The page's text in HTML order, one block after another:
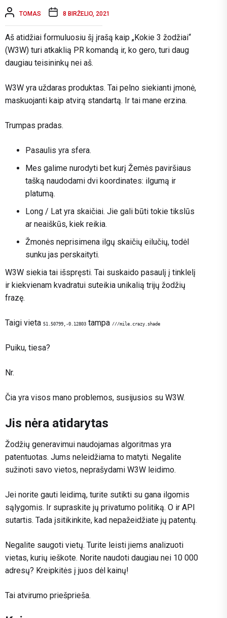
TOMAS 8 BIRŽELIO, 2021
Aš atidžiai formuluosiu šį įrašą kaip „Kokie 3 žodžiai“
(W3W) turi atkaklią PR komandą ir, ko gero, turi daug
daugiau teisininkų nei aš.
W3W yra uždaras produktas. Tai pelno siekianti įmonė,
maskuojanti kaip atvirą standartą. Ir tai mane erzina.
Trumpas pradas.
Pasaulis yra sfera.
Mes galime nurodyti bet kurį Žemės paviršiaus
tašką naudodami dvi koordinates: ilgumą ir
platumą.
Long / Lat yra skaičiai. Jie gali būti tokie tikslūs
ar neaiškūs, kiek reikia.
Žmonės neprisimena ilgų skaičių eilučių, todėl
sunku jas perskaityti.
W3W siekia tai išspręsti. Tai suskaido pasaulį į tinklelį
ir kiekvienam kvadratui suteikia unikalią trijų žodžių
frazę.
Taigi vieta 51.50799,-0.12803 tampa ///mile.crazy.shade
Puiku, tiesa?
Nr.
Čia yra visos mano problemos, susijusios su W3W.
Jis nėra atidarytas
Žodžių generavimui naudojamas algoritmas yra
patentuotas. Jums neleidžiama to matyti. Negalite
sužinoti savo vietos, neprašydami W3W leidimo.
Jei norite gauti leidimą, turite sutikti su gana ilgomis
sąlygomis. Ir supraskite jų privatumo politiką. O ir API
sutartis. Tada įsitikinkite, kad nepažeidžiate jų patentų.
Negalite saugoti vietų. Turite leisti jiems analizuoti
vietas, kurių ieškote. Norite naudoti daugiau nei 10 000
adresų? Kreipkitės į juos dėl kainų!
Tai atvirumo priešprieša.